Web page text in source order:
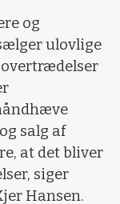
og
ulovlige
salg af
at det bliver
siger
Hansen.